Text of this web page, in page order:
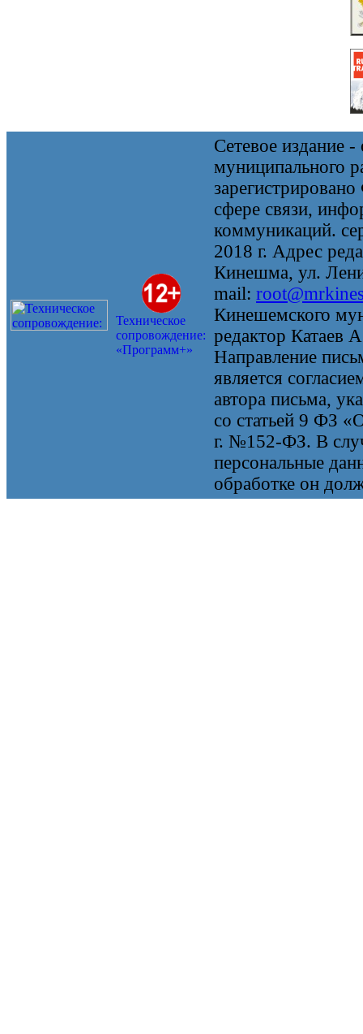
Техническое
сопровождение:
«Программ+»
Сетевое издание
муниципального
сфере связи,
коммуникаций.
2018 г. Адрес
Кинешма, ул.
mail:
Кинешемского
редактор Катаев
Направление
является
автора письма,
со статьей 9 ФЗ
г. №152-ФЗ. В
персональные
обработке он